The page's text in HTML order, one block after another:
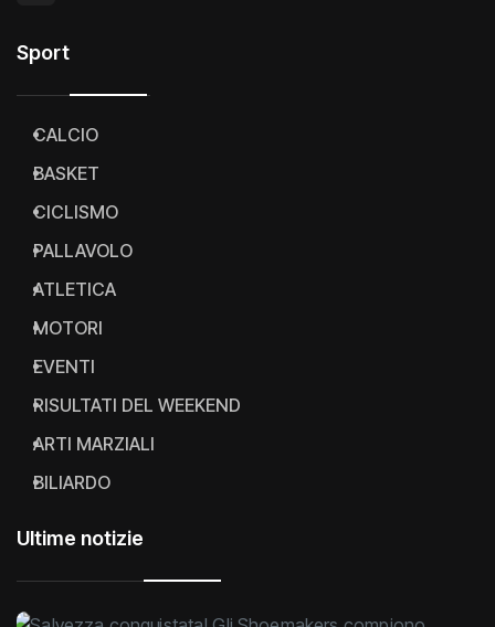
Sport
CALCIO
BASKET
CICLISMO
PALLAVOLO
ATLETICA
MOTORI
EVENTI
RISULTATI DEL WEEKEND
ARTI MARZIALI
BILIARDO
Ultime notizie